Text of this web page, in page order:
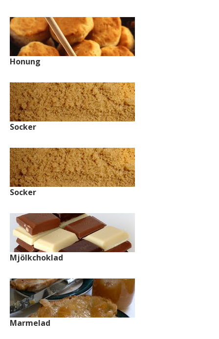
Honung
Socker
Socker
Mjölkchoklad
Marmelad